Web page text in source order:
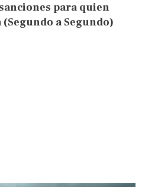
para quien
a Segundo)